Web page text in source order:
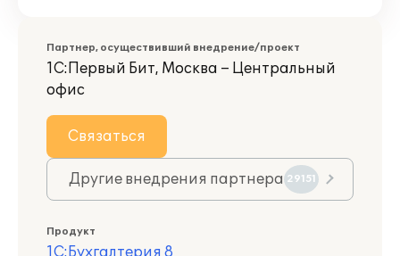
Партнер, осуществивший внедрение/проект
1С:Первый Бит, Москва – Центральный
офис
Связаться
Другие внедрения партнера 29151
Продукт
1С:Бухгалтерия 8